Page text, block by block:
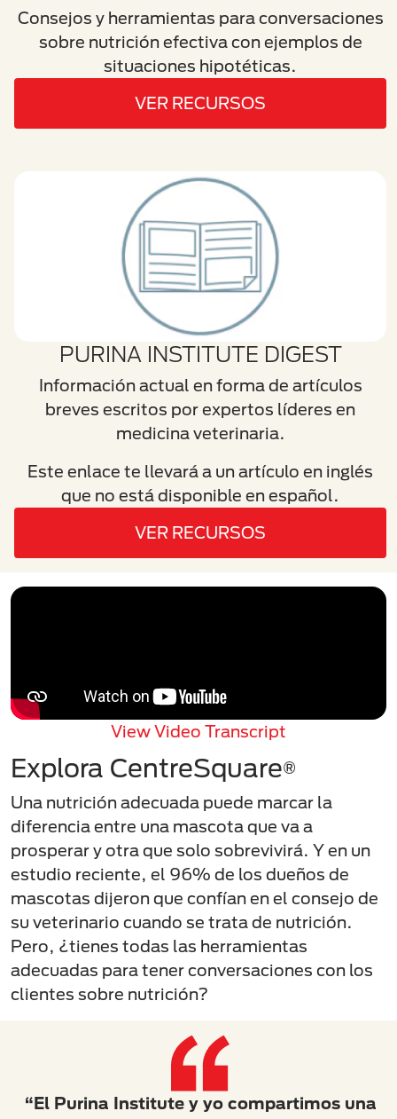
Consejos y herramientas para conversaciones
sobre nutrición efectiva con ejemplos de
situaciones hipotéticas.
VER RECURSOS
PURINA INSTITUTE DIGEST
Información actual en forma de artículos
breves escritos por expertos líderes en
medicina veterinaria.
Este enlace te llevará a un artículo en inglés
que no está disponible en español.
VER RECURSOS
View Video Transcript
Explora CentreSquare®
Una nutrición adecuada puede marcar la
diferencia entre una mascota que va a
prosperar y otra que solo sobrevivirá. Y en un
estudio reciente, el 96% de los dueños de
mascotas dijeron que confían en el consejo de
su veterinario cuando se trata de nutrición.
Pero, ¿tienes todas las herramientas
adecuadas para tener conversaciones con los
clientes sobre nutrición?
“El Purina Institute y yo compartimos una